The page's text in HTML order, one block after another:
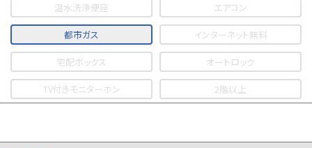
温水洗浄便座 エアコン
都市ガス インターネット無料
宅配ボックス オートロック
TV付きモニターホン 2階以上